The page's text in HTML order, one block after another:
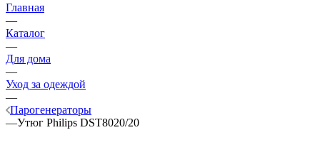
Главная
—
Каталог
—
Для дома
—
Уход за одеждой
—
Парогенераторы
—Утюг Philips DST8020/20